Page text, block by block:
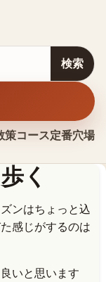
策コース定番穴場
検索
く
ンはちょっと込
感じがするのは
いと思います